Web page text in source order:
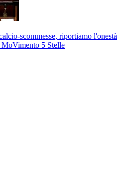
scommesse, riportiamo l'onestà
5 Stelle